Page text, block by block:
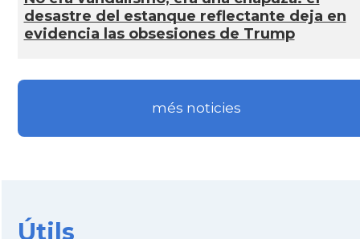
desastre del estanque reflectante deja en
evidencia las obsesiones de Trump
més noticies
Útils